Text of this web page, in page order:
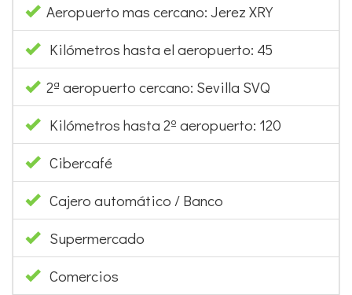
Aeropuerto mas cercano: Jerez XRY
Kilómetros hasta el aeropuerto: 45
2ª aeropuerto cercano: Sevilla SVQ
Kilómetros hasta 2º aeropuerto: 120
Cibercafé
Cajero automático / Banco
Supermercado
Comercios